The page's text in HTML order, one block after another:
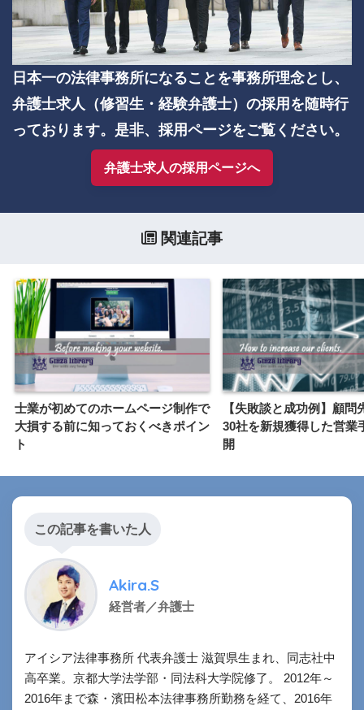
日本一の法律事務所になることを事務所理念とし、
弁護士求人（修習生・経験弁護士）の採用を随時行
っております。是非、採用ページをご覧ください。
弁護士求人の採用ページへ
関連記事
士業が初めてのホームページ制作で
大損する前に知っておくべきポイン
ト
【失敗談と成功例】顧問
30社を新規獲得した営業
開
この記事を書いた人
Akira.S
経営者／弁護士
アイシア法律事務所 代表弁護士 滋賀県生まれ、同志社中
高卒業。京都大学法学部・同法科大学院修了。 2012年～
2016年まで森・濱田松本法律事務所勤務を経て、2016年